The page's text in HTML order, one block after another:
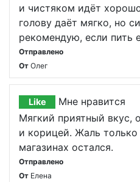
и чистяком идёт
голову даёт мягко, но
рекомендую, если пить
Отправлено
От Олег
Like
Мне нравится
Мягкий приятный вкус,
и корицей. Жаль
магазинах остался.
Отправлено
От Елена